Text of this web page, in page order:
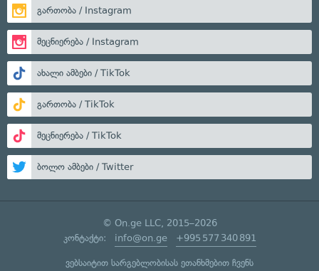
გართობა / Instagram
მეცნიერება / Instagram
ახალი ამბები / TikTok
გართობა / TikTok
მეცნიერება / TikTok
ბოლო ამბები / Twitter
© On.ge LLC, 2015–2026
კონტაქტი: info@on.ge +995 577 340 891
ვებსაიტით სარგებლობისას ეთანხმებით ჩვენს